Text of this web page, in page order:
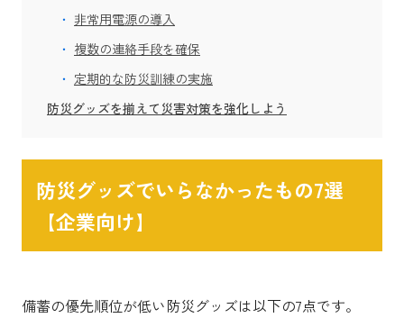
非常用電源の導入
複数の連絡手段を確保
定期的な防災訓練の実施
防災グッズを揃えて災害対策を強化しよう
防災グッズでいらなかったもの7選
【企業向け】
備蓄の優先順位が低い防災グッズは以下の7点です。